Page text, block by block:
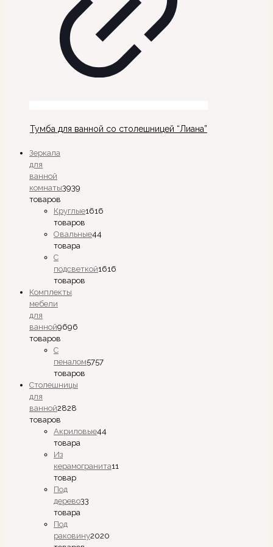
Тумба для ванной со столешницей “Лиана”
Зеркала
для
ванной
комнаты3939
товаров
Круглые1616
товаров
Овальные44
товара
С
подсветкой1616
товаров
Комплекты
мебели
для
ванной9696
товаров
С
пеналом5757
товаров
Столешницы
для
ванной2828
товаров
Акриловые44
товара
Из
керамогранита11
товар
Под
дерево33
товара
Под
раковину2020